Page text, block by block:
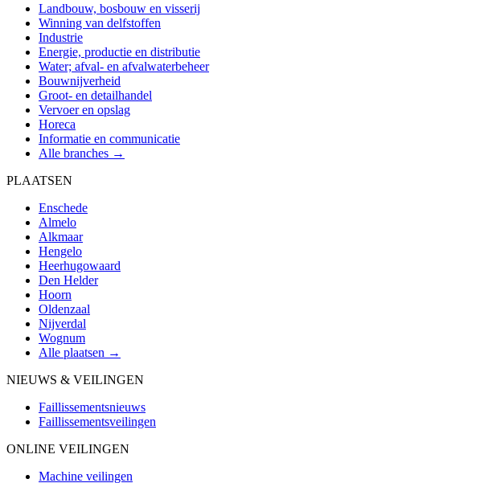
Landbouw, bosbouw en visserij
Winning van delfstoffen
Industrie
Energie, productie en distributie
Water; afval- en afvalwaterbeheer
Bouwnijverheid
Groot- en detailhandel
Vervoer en opslag
Horeca
Informatie en communicatie
Alle branches →
PLAATSEN
Enschede
Almelo
Alkmaar
Hengelo
Heerhugowaard
Den Helder
Hoorn
Oldenzaal
Nijverdal
Wognum
Alle plaatsen →
NIEUWS & VEILINGEN
Faillissementsnieuws
Faillissementsveilingen
ONLINE VEILINGEN
Machine veilingen